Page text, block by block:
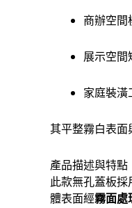
商辦空間
展示空間
家庭裝潢
其平整霧白表面
產品描述與特點
此款無孔蓋板採
體表面經霧面處